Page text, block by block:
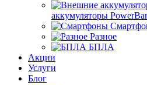
аккумуляторы
Разное
БПЛА
Акции
Услуги
Блог